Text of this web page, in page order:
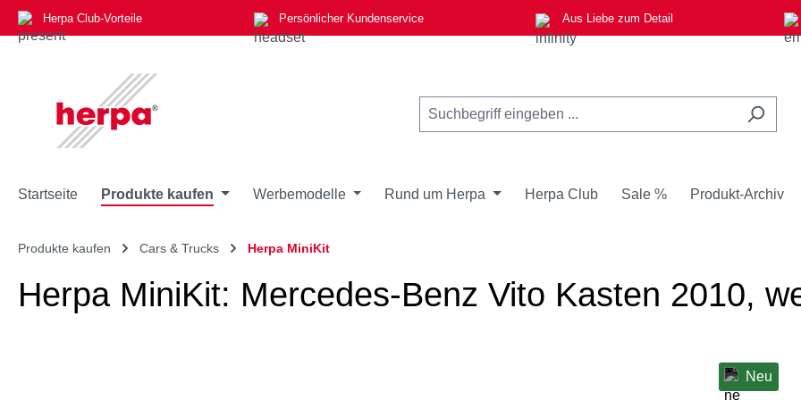
Hauptinhalt springen
Zur Suche springen
Zur Hauptnavigation springen
Herpa Club-Vorteile Persönlicher Kundenservice Aus Liebe zum Detail
Startseite Produkte kaufen Werbemodelle Rund um Herpa Herpa Club Sale % Produkt-Archiv
Produkte kaufen Cars & Trucks Herpa MiniKit
Herpa MiniKit: Mercedes-Benz Vito Kasten 2010,
Neu